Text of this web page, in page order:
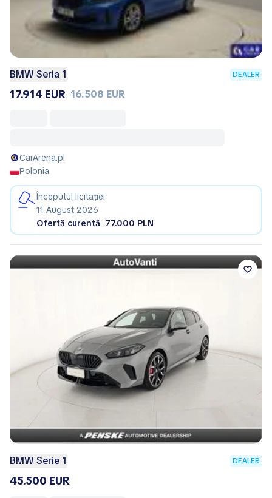
BMW Seria 1 DEALER
17.914 EUR 16.508 EUR
CarArena.pl
Polonia
Începutul licitației
11 August 2026
Ofertă curentă 77.000 PLN
BMW Serie 1 DEALER
45.500 EUR